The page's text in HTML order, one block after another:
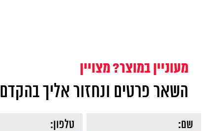
מעוניין במוצר? מצויין
השאר פרטים ונחזור אליך בהקדם